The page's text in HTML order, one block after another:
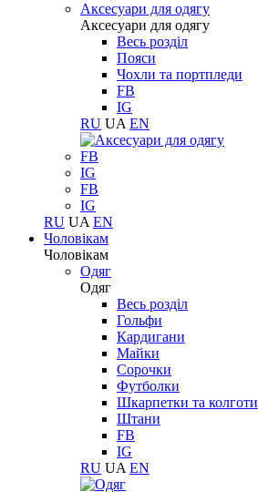
Aксесуари для одягу
Aксесуари для одягу
Весь розділ
Пояси
Чохли та портпледи
FB
IG
RU UA EN
FB
IG
FB
IG
RU UA EN
Чоловікам
Чоловікам
Одяг
Одяг
Весь розділ
Гольфи
Кардигани
Майки
Сорочки
Футболки
Шкарпетки та колготи
Штани
FB
IG
RU UA EN